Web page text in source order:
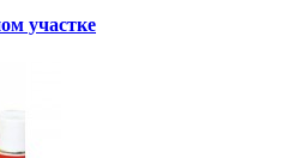
участке